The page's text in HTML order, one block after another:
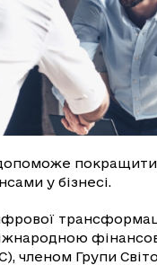
допоможе
у бізнесі.
членом Групи